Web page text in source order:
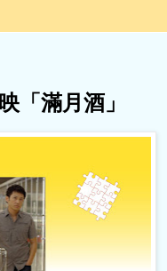
「滿月酒」